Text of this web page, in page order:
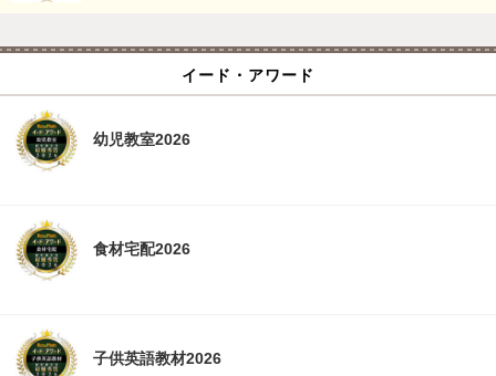
イード・アワード
幼児教室2026
食材宅配2026
子供英語教材2026